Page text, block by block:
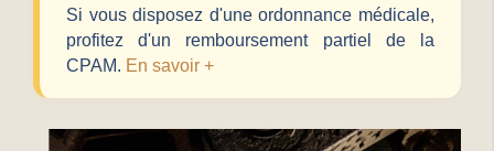
Si vous disposez d'une ordonnance médicale,
profitez d'un remboursement partiel de la
CPAM. En savoir +